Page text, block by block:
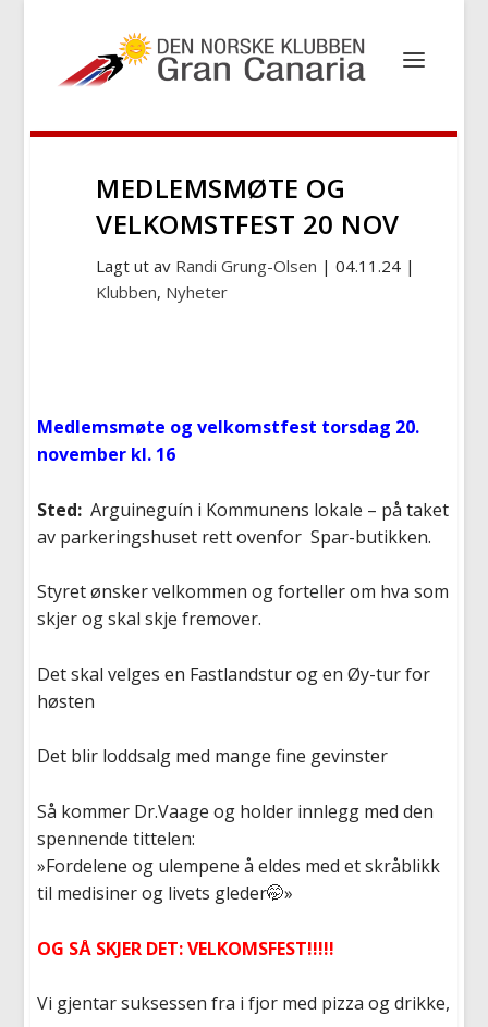
MEDLEMSMØTE OG
VELKOMSTFEST 20 NOV
Lagt ut av Randi Grung-Olsen |04.11.24 |
Klubben, Nyheter
Medlemsmøte og velkomstfest torsdag 20.
november kl. 16
Sted: Arguineguín i Kommunens lokale – på taket
av parkeringshuset rett ovenfor Spar-butikken.
Styret ønsker velkommen og forteller om hva som
skjer og skal skje fremover.
Det skal velges en Fastlandstur og en Øy-tur for
høsten
Det blir loddsalg med mange fine gevinster
Så kommer Dr.Vaage og holder innlegg med den
spennende tittelen:
»Fordelene og ulempene å eldes med et skråblikk
til medisiner og livets gleder🤭»
OG SÅ SKJER DET:VELKOMSFEST!!!!!
Vi gjentar suksessen fra i fjor med pizza og drikke,